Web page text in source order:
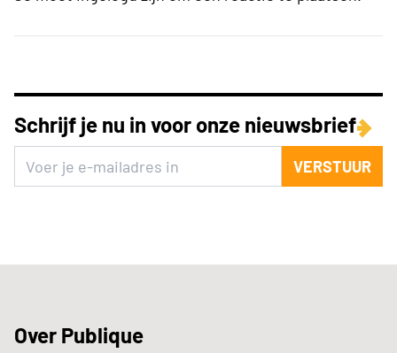
Schrijf je nu in voor onze nieuwsbrief
VERSTUUR
Over Publique